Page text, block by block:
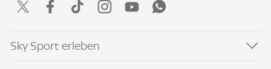
Sky Sport erleben